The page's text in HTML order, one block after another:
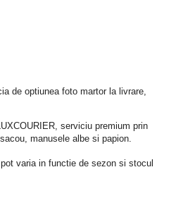
de optiunea foto martor la livrare,
serviciu premium prin
manusele albe si papion.
varia in functie de sezon si stocul